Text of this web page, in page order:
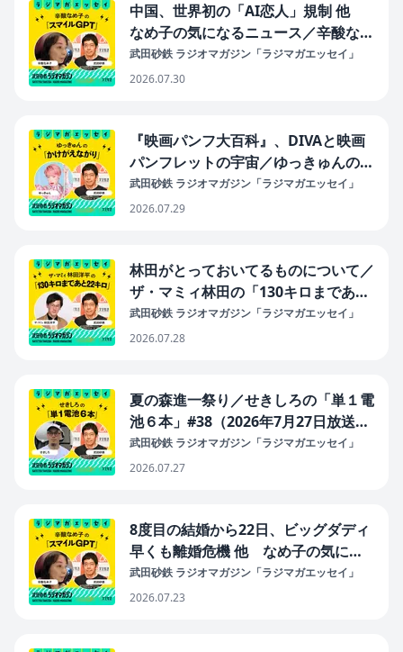
中国、世界初の「AI恋人」規制 他
なめ子の気になるニュース／辛酸なめ
子の「スマイルGPT」#43（2026年7
月30日放送分）
武田砂鉄 ラジオマガジン「ラジマガエッセイ」
2026.07.30
『映画パンフ大百科』、DIVAと映画
パンフレットの宇宙／ゆっきゅんの
「かけがえながり」#42（2026年7月
29日放送分）
武田砂鉄 ラジオマガジン「ラジマガエッセイ」
2026.07.29
林田がとっておいてるものについて／
ザ・マミィ林田の「130キロまであと
22キロ」#42（2026年7月28日放送
分）
武田砂鉄 ラジオマガジン「ラジマガエッセイ」
2026.07.28
夏の森進一祭り／せきしろの「単１電
池６本」#38（2026年7月27日放送
分）
武田砂鉄 ラジオマガジン「ラジマガエッセイ」
2026.07.27
8度目の結婚から22日、ビッグダディ
早くも離婚危機 他 なめ子の気にな
るニュース／辛酸なめ子の「スマイル
GPT」#42（2026年7月23日放送分）
武田砂鉄 ラジオマガジン「ラジマガエッセイ」
2026.07.23